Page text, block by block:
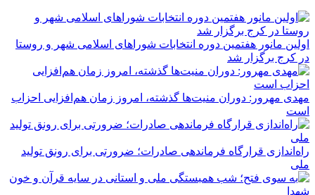
اولین مانور هفتمین دوره انتخابات شوراهای اسلامی شهر و روستا
در کرج برگزار شد
مهدی مهرور: دوران منیت‌ها گذشته، امروز زمان هم‌افزایی احزاب
است
راه‌اندازی قرارگاه فرماندهی صادرات؛ ضرورتی برای رونق تولید
ملی